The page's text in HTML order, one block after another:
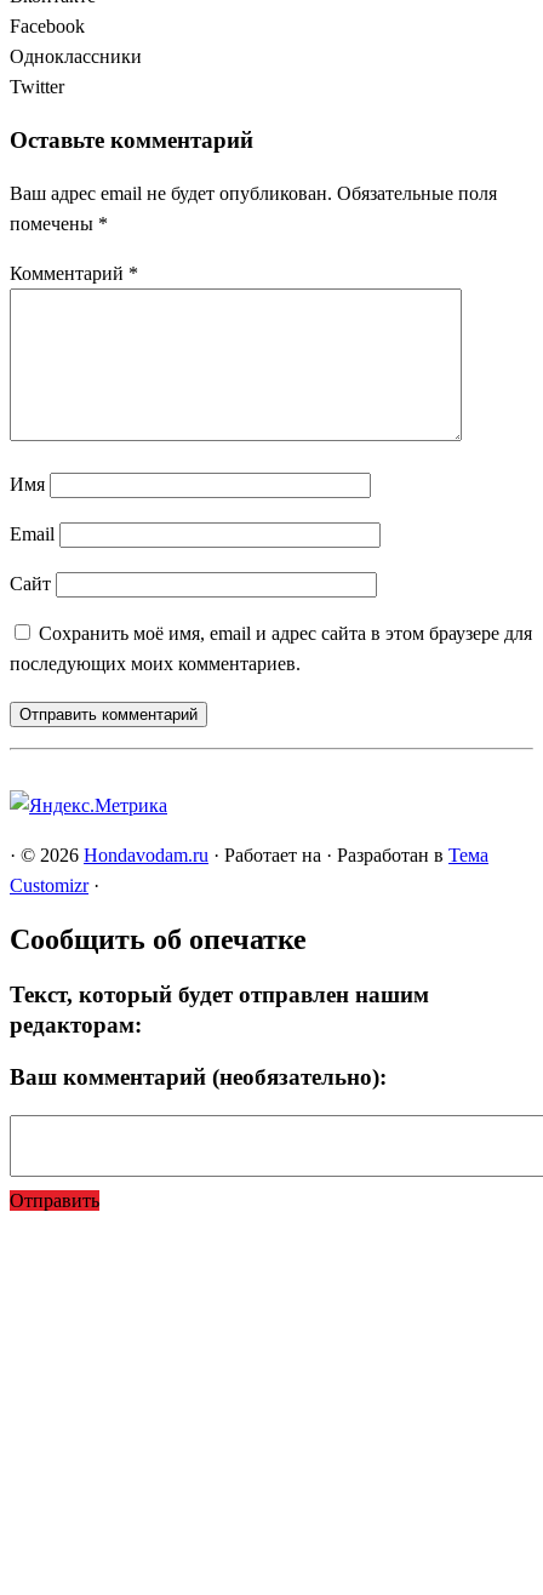
Facebook
Одноклассники
Twitter
Оставьте комментарий
Ваш адрес email не будет опубликован. Обязательные поля
помечены *
Комментарий *
Имя
Email
Сайт
Сохранить моё имя, email и адрес сайта в этом браузере для
последующих моих комментариев.
· © 2026 Hondavodam.ru · Работает на · Разработан в Тема
Customizr ·
Сообщить об опечатке
Текст, который будет отправлен нашим
редакторам:
Ваш комментарий (необязательно):
Отправить